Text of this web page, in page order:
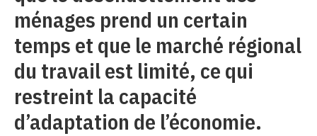
ménages prend un certain
temps et que le marché régional
du travail est limité, ce qui
restreint la capacité
d’adaptation de l’économie.